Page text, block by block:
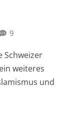
9
Schweizer
weiteres
und